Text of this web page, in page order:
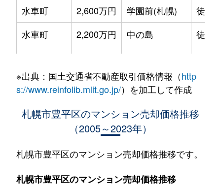
水車町
2,600万円 学園前(札幌)
徒歩
水車町
2,200万円 中の島
徒歩
水車町
1,400万円 中の島
徒歩
2,500万円 月寒中央
月寒中央通
2,700万円 月寒中央
月寒中央通
1,500万円 月寒中央
※出典：国土交通省不動産取引価格情報（http
s://www.reinfolib.mlit.go.jp/）を加工して作成
札幌市豊平区のマンション売却価格推移
（2005～2023年）
札幌市豊平区のマンション売却価格推移です。
札幌市豊平区のマンション売却価格推移